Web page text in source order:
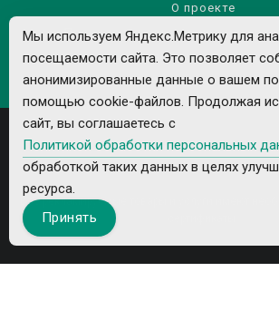
О проекте
Правила использования
Политика обработки
Все рекламируемые товары и услуги имеют
Мы используем Яндекс.Метрику для
посещаемости сайта. Это позволяет
анонимизированные данные о вашем
помощью cookie-файлов. Продолжая
сайт, вы соглашаетесь с
Политикой обработки персональных
обработкой таких данных в целях
ресурса.
Принять